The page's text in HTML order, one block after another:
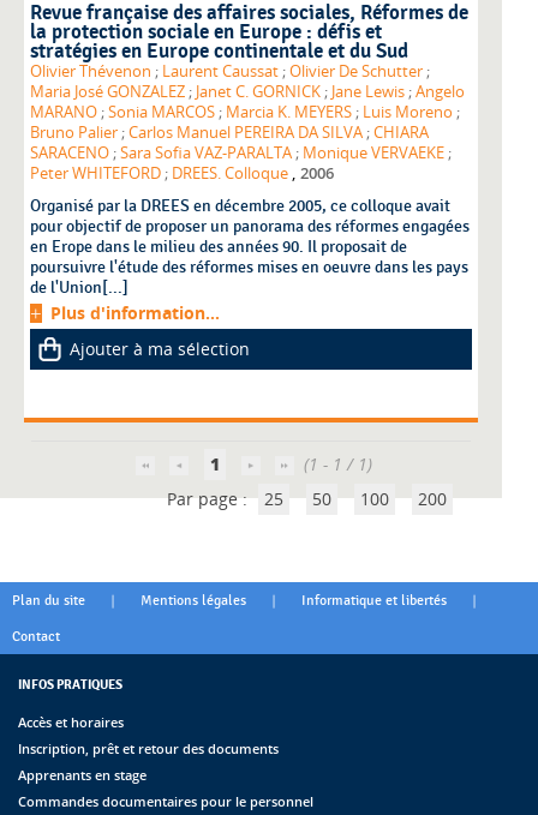
Revue française des affaires sociales, Réformes de
la protection sociale en Europe : défis et
stratégies en Europe continentale et du Sud
Olivier Thévenon ; Laurent Caussat ;Olivier De Schutter ;
Maria José GONZALEZ ; Janet C. GORNICK ; Jane Lewis ;Angelo
MARANO ;Sonia MARCOS ; Marcia K. MEYERS ; Luis Moreno ;
Bruno Palier ;Carlos Manuel PEREIRA DA SILVA ;CHIARA
SARACENO ;Sara Sofia VAZ-PARALTA ; Monique VERVAEKE ;
Peter WHITEFORD ; DREES. Colloque , 2006
Organisé par la DREES en décembre 2005, ce colloque avait
pour objectif de proposer un panorama des réformes engagées
en Erope dans le milieu des années 90. Il proposait de
poursuivre l'étude des réformes mises en oeuvre dans les pays
de l'Union[...]
Plus d'information...
Ajouter à ma sélection
1
(1 - 1 / 1)
Par page : 25 50 100 200
Plan du site | Mentions légales | Informatique et libertés |
Contact
INFOS PRATIQUES
Accès et horaires
Inscription, prêt et retour des documents
Apprenants en stage
Commandes documentaires pour le personnel